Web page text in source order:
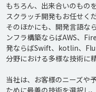
もちろん、出来合いのもの
スクラッチ開発もお任せくだ
そのほかにも、開発言語な
ンフラ構築ならばAWS、
発ならばSwift、kotlin、
分野における多様な技術に
当社は、お客様のニーズや